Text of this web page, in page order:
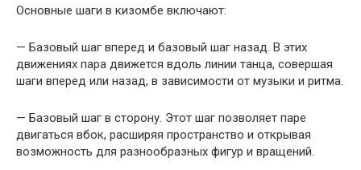
Основные шаги в кизомбе включают:
— Базовый шаг вперед и базовый шаг назад. В этих
движениях пара движется вдоль линии танца, совершая
шаги вперед или назад, в зависимости от музыки и ритма.
— Базовый шаг в сторону. Этот шаг позволяет паре
двигаться вбок, расширяя пространство и открывая
возможность для разнообразных фигур и вращений.